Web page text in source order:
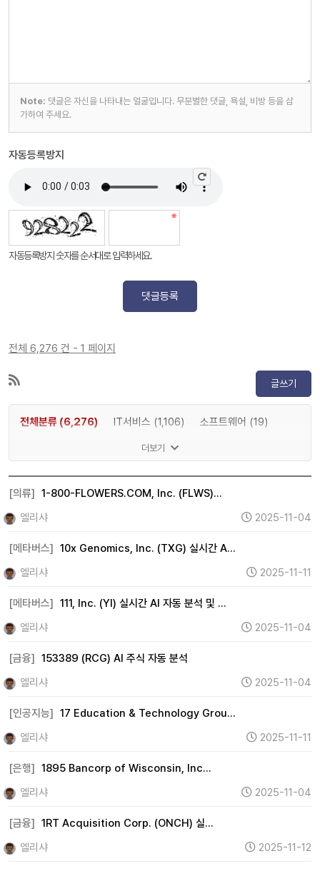
Note: 댓글은 자신을 나타내는 얼굴입니다. 무분별한 댓글, 욕설, 비방 등을 삼
가하여 주세요.
자동등록방지
자동등록방지 숫자를 순서대로 입력하세요.
댓글등록
전체 6,276 건 - 1 페이지
글쓰기
전체분류 (6,276) IT서비스 (1,106)
소프트웨어 (19)
인공지능 (83)
2차전지 (0)
자율주행 (0) 로봇 (0)
우주항공 (2)
자동차 (15)
방위산업 (0)
풍력 (0)
태양광 (0) 에너지 (360)
화학 (18)
철강 (7)
엔터테인먼트 (2)
광고 (0)
웹툰 (0) 여행 (1) 항공 (0)
면세점 (0)
음식료 (154)
더보기
[의류] 1-800-FLOWERS.COM, Inc. (FLWS)…
엘리샤
2025-11-04
[메타버스] 10x Genomics, Inc. (TXG) 실시간 A…
엘리샤
2025-11-11
[메타버스] 111, Inc. (YI) 실시간 AI 자동 분석 및 …
엘리샤
2025-11-04
[금융] 153389 (RCG) AI 주식 자동 분석
엘리샤
2025-11-04
[인공지능] 17 Education & Technology Grou…
엘리샤
2025-11-11
[은행] 1895 Bancorp of Wisconsin, Inc…
엘리샤
2025-11-04
[금융] 1RT Acquisition Corp. (ONCH) 실…
엘리샤
2025-11-12